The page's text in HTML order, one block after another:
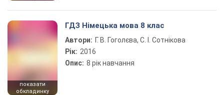
показати
обкладинку
ГДЗ Німецька мова 8 клас
Автори: Г. В. Гоголєва, С. І. Сотнікова
Рік: 2016
Опис: 8 рік навчання